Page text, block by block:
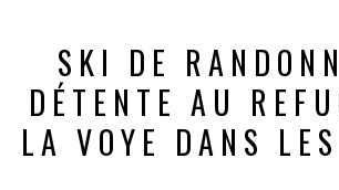
SKI DE
DÉTENTE AU
LA VOYE DANS